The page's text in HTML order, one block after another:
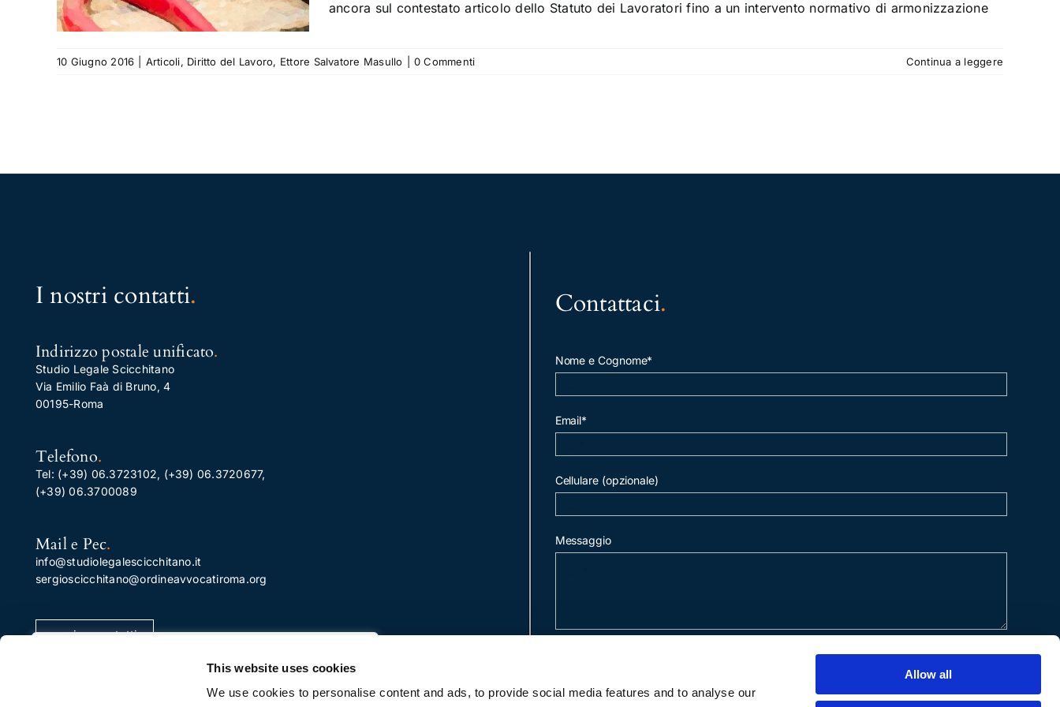
This website uses cookies
We use cookies to personalise content and ads, to provide social media features and to analyse our
Allow all
Utilizziamo i cookie per migliorare la tua esperienza di
ancora sul contestato articolo dello Statuto dei Lavoratori fino a un intervento normativo di armonizzazione
10 Giugno 2016 Articoli, Diritto del Lavoro, Ettore Salvatore Masullo 0 Commenti Continua a leggere
I nostri contatti.
Indirizzo postale unificato.
Studio Legale Scicchitano
Via Emilio Faà di Bruno, 4
00195-Roma
Telefono.
Tel: (+39) 06.3723102, (+39) 06.3720677,
(+39) 06.3700089
Mail e Pec.
info@studiolegalescicchitano.it
sergioscicchitano@ordineavvocatiroma.org
pagina contatti
Contattaci.
Nome e Cognome*
Email*
Cellulare (opzionale)
Messaggio